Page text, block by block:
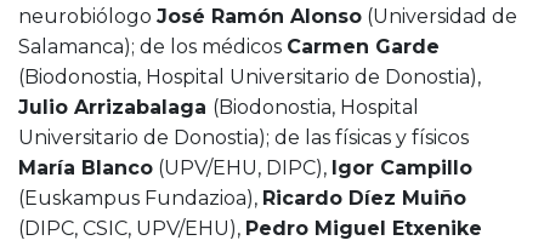
neurobiólogo José Ramón Alonso (Universidad de
Salamanca); de los médicos Carmen Garde
(Biodonostia, Hospital Universitario de Donostia),
Julio Arrizabalaga (Biodonostia, Hospital
Universitario de Donostia); de las físicas y físicos
María Blanco (UPV/EHU, DIPC), Igor Campillo
(Euskampus Fundazioa), Ricardo Díez Muiño
(DIPC, CSIC, UPV/EHU), Pedro Miguel Etxenike